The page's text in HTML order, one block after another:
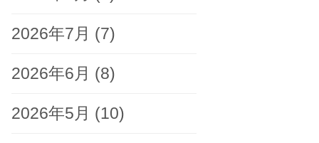
2026年7月 (7)
2026年6月 (8)
2026年5月 (10)